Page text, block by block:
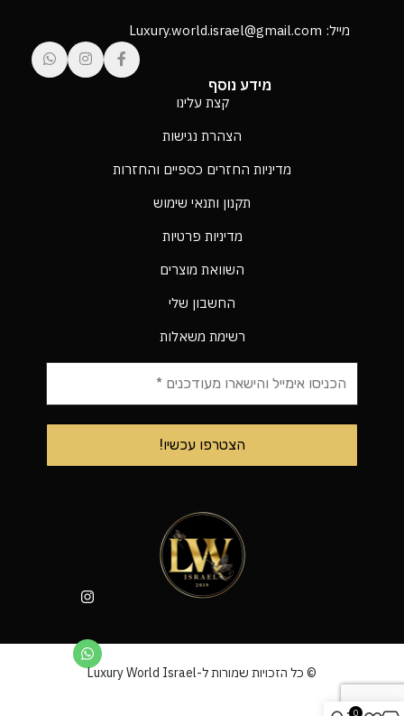
מייל: Luxury.world.israel@gmail.com
מידע נוסף
קצת עלינו
הצהרת נגישות
מדיניות החזרים כספיים והחזרות
תקנון ותנאי שימוש
מדיניות פרטיות
השוואת מוצרים
החשבון שלי
רשימת משאלות
© כל הזכויות שמורות ל-Luxury World Israel
0